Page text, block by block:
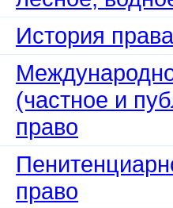
История права
(частное и
право
право